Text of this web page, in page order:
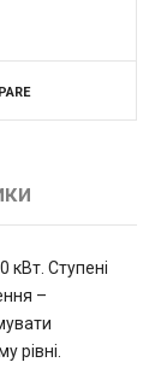
кВт. Ступені
–
рівні.